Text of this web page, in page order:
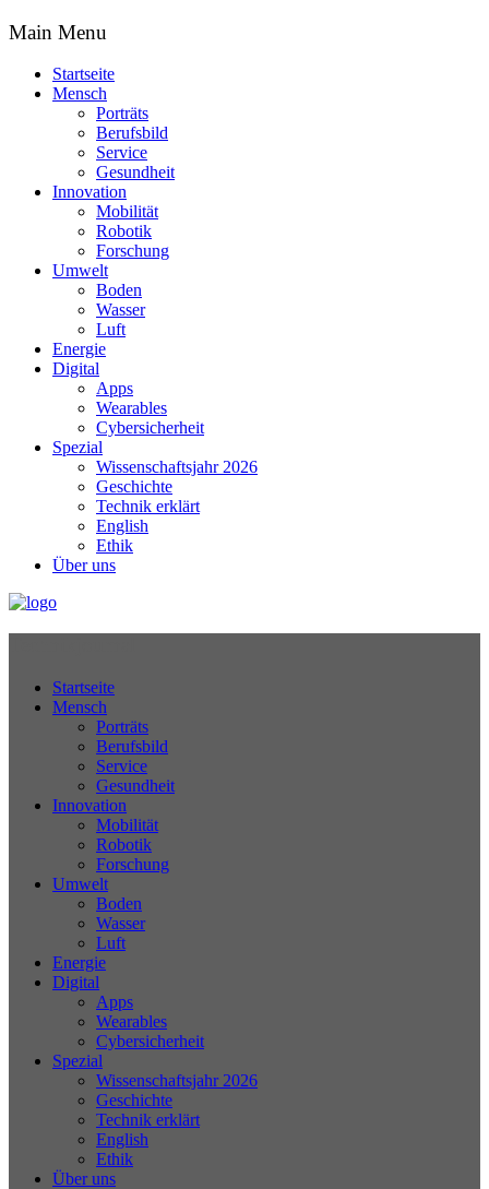
Main Menu
Startseite
Mensch
Porträts
Berufsbild
Service
Gesundheit
Innovation
Mobilität
Robotik
Forschung
Umwelt
Boden
Wasser
Luft
Energie
Digital
Apps
Wearables
Cybersicherheit
Spezial
Wissenschaftsjahr 2026
Geschichte
Technik erklärt
English
Ethik
Über uns
Startseite
Mensch
Porträts
Berufsbild
Service
Gesundheit
Innovation
Mobilität
Robotik
Forschung
Umwelt
Boden
Wasser
Luft
Energie
Digital
Apps
Wearables
Cybersicherheit
Spezial
Wissenschaftsjahr 2026
Geschichte
Technik erklärt
English
Ethik
Über uns